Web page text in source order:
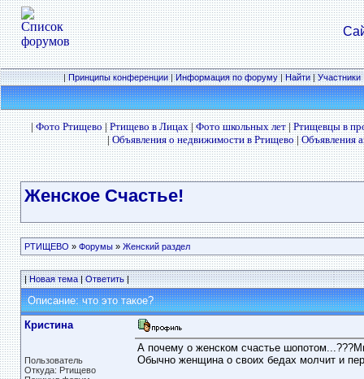
|Принципы конференции|Информация по форуму|Найти|Участники
|Фото Ртищево|Ртищево в Лицах|Фото школьных лет|Ртищевцы в
|Объявления о недвижимости в Ртищево|Объявления
Женское Счастье!
РТИЩЕВО » Форумы» Женский раздел
|Новая тема|Ответить|
Описание: что это такое?
Кристина
Пользователь
Откуда: Ртищево
А почему о женском счастье
Обычно женщина о своих бедах молчит и